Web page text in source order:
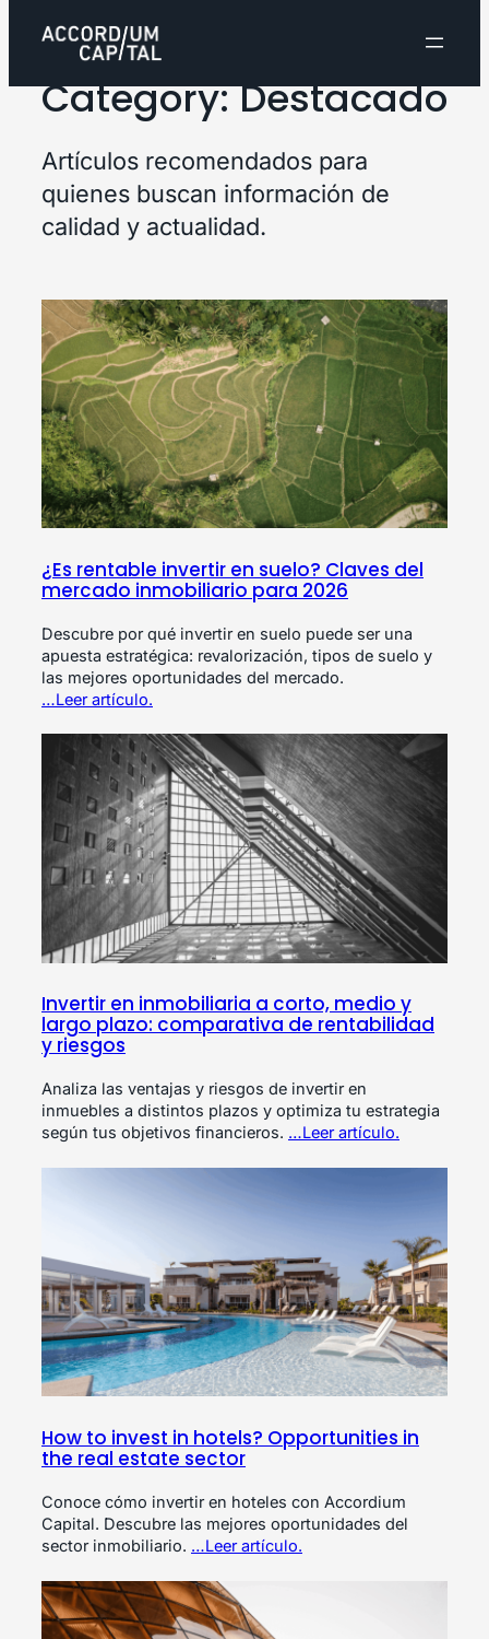
Category:Destacado
Artículos recomendados para
quienes buscan información de
calidad y actualidad.
¿Es rentable invertir en suelo? Claves del
mercado inmobiliario para 2026
Descubre por qué invertir en suelo puede ser una
apuesta estratégica: revalorización, tipos de suelo y
las mejores oportunidades del mercado.
…Leer artículo.
Invertir en inmobiliaria a corto, medio y
largo plazo: comparativa de rentabilidad
y riesgos
Analiza las ventajas y riesgos de invertir en
inmuebles a distintos plazos y optimiza tu estrategia
según tus objetivos financieros. …Leer artículo.
How to invest in hotels? Opportunities in
the real estate sector
Conoce cómo invertir en hoteles con Accordium
Capital. Descubre las mejores oportunidades del
sector inmobiliario. …Leer artículo.